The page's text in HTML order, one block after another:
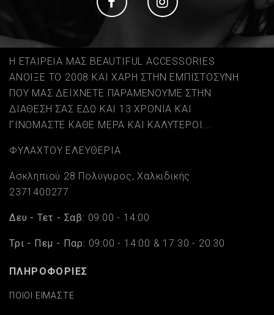
Η ΕΤΑΙΡΕΙΑ ΜΑΣ BEAUTIFUL ACCESSORIES
ΑΝΟΙΞΕ ΤΟ 2008 ΚΑΙ ΧΑΡΗ ΣΤΗΝ ΕΜΠΙΣΤΟΣΥΝΗ
ΠΟΥ ΜΑΣ ΔΕΙΧΝΕΤΕ ΠΑΡΑΜΕΝΟΥΜΕ ΣΤΗΝ
ΔΙΑΘΕΣΗ ΣΑΣ ΕΔΩ ΚΑΙ 13 ΧΡΟΝΙΑ ΚΑΙ
ΓΙΝΟΜΑΣΤΕ ΚΑΘΕ ΜΕΡΑ ΚΑΙ ΚΑΛΥΤΕΡΟΙ...
ΦΥΛΑΧΤΟΥ ΕΛΕΥΘΕΡΙΑ
Ασκληπιού 28 Πολύγυρος, Χαλκιδικής
2371400277
Δευ - Τετ - Σαβ: 09:00 - 14:00
Τρι - Πεμ - Παρ: 09:00 - 14:00 & 17:30 - 20:30
ΠΛΗΡΟΦΟΡΙΕΣ
ΠΟΙΟΙ ΕΙΜΑΣΤΕ